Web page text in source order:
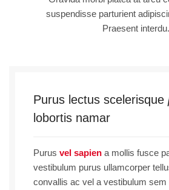
suspendisse parturient
Praesent interdu.
Purus lectus scelerisque
lobortis namar
Purus vel sapien a mollis fusce
vestibulum purus ullamcorper
convallis ac vel a vestibulum sem